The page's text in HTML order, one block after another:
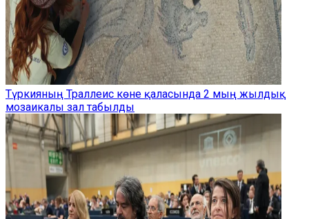
Түркияның Траллеис көне қаласында 2 мың жылдық
мозаикалы зал табылды